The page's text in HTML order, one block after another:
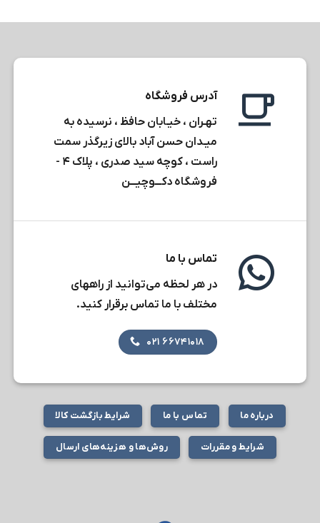
آدرس فروشگاه
تهـران ، خیـابان حافظ ، نرسیده به
میـدان حسن آباد بالای زیرگذر سمت
راست ، کوچه سید صدری ، پلاک ۴ -
فروشگاه دکـــوچیـــن
تماس با ما
در هر لحظه می‌توانید از راههای
مختلف با ما تماس برقرار کنید.
۶۶۷۴۱۰۱۸ ۰۲۱
درباره ما تماس با ما شرایط بازگشت کالا
شرایط و مقررات روش‌ها و هزینه‌های ارسال